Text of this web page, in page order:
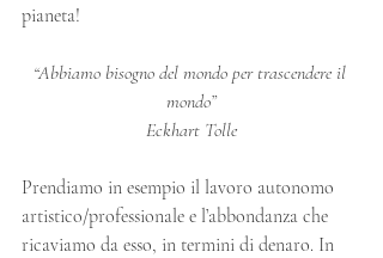
pianeta!
“Abbiamo bisogno del mondo per trascendere il
mondo”
Eckhart Tolle
Prendiamo in esempio il lavoro autonomo
artistico/professionale e l’abbondanza che
ricaviamo da esso, in termini di denaro. In